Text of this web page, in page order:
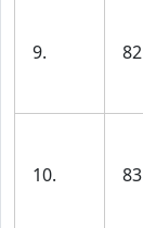
9. 82
10. 83